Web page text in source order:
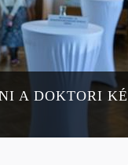
A DOKTORI